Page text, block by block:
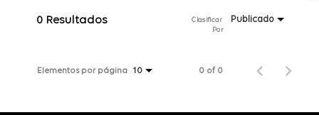
0 Resultados Publicado
Clasificar
Por
Elementos por página 10 0 of 0